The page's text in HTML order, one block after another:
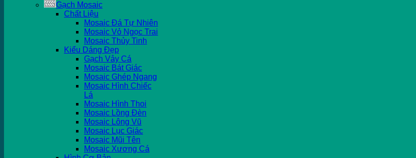
Gạch Mosaic
Chất Liệu
Mosaic Đá Tự Nhiên
Mosaic Vỏ Ngọc Trai
Mosaic Thủy Tinh
Kiểu Dáng Đẹp
Gạch Vảy Cá
Mosaic Bát Giác
Mosaic Ghép Ngang
Mosaic Hình Chiếc
Lá
Mosaic Hình Thoi
Mosaic Lồng Đèn
Mosaic Lông Vũ
Mosaic Lục Giác
Mosaic Mũi Tên
Mosaic Xương Cá